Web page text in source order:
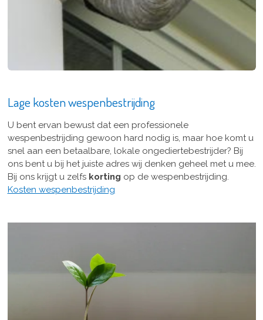
Lage kosten wespenbestrijding
U bent ervan bewust dat een professionele
wespenbestrijding gewoon hard nodig is, maar hoe komt u
snel aan een betaalbare, lokale ongediertebestrijder? Bij
ons bent u bij het juiste adres wij denken geheel met u mee.
Bij ons krijgt u zelfs korting op de wespenbestrijding.
Kosten wespenbestrijding